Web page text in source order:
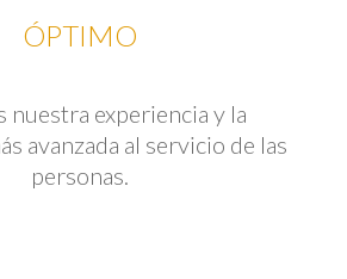
ÓPTIMO
nuestra experiencia y la
avanzada al servicio de las
personas.